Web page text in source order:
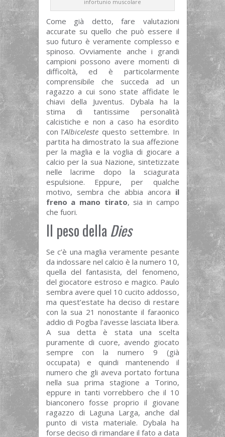
infortunio muscolare
Come già detto, fare valutazioni
accurate su quello che può essere il
suo futuro è veramente complesso e
spinoso. Ovviamente anche i grandi
campioni possono avere momenti di
difficoltà, ed è particolarmente
comprensibile che succeda ad un
ragazzo a cui sono state affidate le
chiavi della Juventus. Dybala ha la
stima di tantissime personalità
calcistiche e non a caso ha esordito
con l’Albiceleste questo settembre. In
partita ha dimostrato la sua affezione
per la maglia e la voglia di giocare a
calcio per la sua Nazione, sintetizzate
nelle lacrime dopo la sciagurata
espulsione. Eppure, per qualche
motivo, sembra che abbia ancora il
freno a mano tirato, sia in campo
che fuori.
Il peso della Dies
Se c’è una maglia veramente pesante
da indossare nel calcio è la numero 10,
quella del fantasista, del fenomeno,
del giocatore estroso e magico. Paulo
sembra avere quel 10 cucito addosso,
ma quest’estate ha deciso di restare
con la sua 21 nonostante il faraonico
addio di Pogba l’avesse lasciata libera.
A sua detta è stata una scelta
puramente di cuore, avendo giocato
sempre con la numero 9 (già
occupata) e quindi mantenendo il
numero che gli aveva portato fortuna
nella sua prima stagione a Torino,
eppure in tanti vorrebbero che il 10
bianconero fosse proprio il giovane
ragazzo di Laguna Larga, anche dal
punto di vista materiale. Dybala ha
forse deciso di rimandare il fato a data